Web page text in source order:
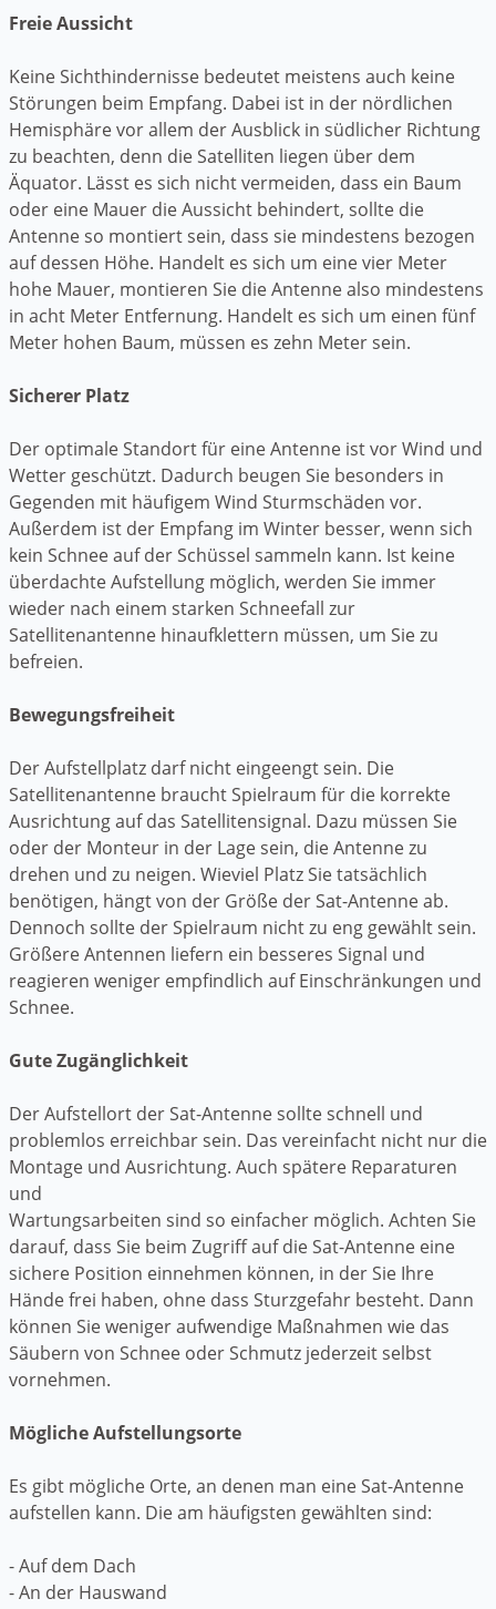
Freie Aussicht
Keine Sichthindernisse bedeutet meistens auch keine
Störungen beim Empfang. Dabei ist in der nördlichen
Hemisphäre vor allem der Ausblick in südlicher Richtung
zu beachten, denn die Satelliten liegen über dem
Äquator. Lässt es sich nicht vermeiden, dass ein Baum
oder eine Mauer die Aussicht behindert, sollte die
Antenne so montiert sein, dass sie mindestens bezogen
auf dessen Höhe. Handelt es sich um eine vier Meter
hohe Mauer, montieren Sie die Antenne also mindestens
in acht Meter Entfernung. Handelt es sich um einen fünf
Meter hohen Baum, müssen es zehn Meter sein.
Sicherer Platz
Der optimale Standort für eine Antenne ist vor Wind und
Wetter geschützt. Dadurch beugen Sie besonders in
Gegenden mit häufigem Wind Sturmschäden vor.
Außerdem ist der Empfang im Winter besser, wenn sich
kein Schnee auf der Schüssel sammeln kann. Ist keine
überdachte Aufstellung möglich, werden Sie immer
wieder nach einem starken Schneefall zur
Satellitenantenne hinaufklettern müssen, um Sie zu
befreien.
Bewegungsfreiheit
Der Aufstellplatz darf nicht eingeengt sein. Die
Satellitenantenne braucht Spielraum für die korrekte
Ausrichtung auf das Satellitensignal. Dazu müssen Sie
oder der Monteur in der Lage sein, die Antenne zu
drehen und zu neigen. Wieviel Platz Sie tatsächlich
benötigen, hängt von der Größe der Sat-Antenne ab.
Dennoch sollte der Spielraum nicht zu eng gewählt sein.
Größere Antennen liefern ein besseres Signal und
reagieren weniger empfindlich auf Einschränkungen und
Schnee.
Gute Zugänglichkeit
Der Aufstellort der Sat-Antenne sollte schnell und
problemlos erreichbar sein. Das vereinfacht nicht nur die
Montage und Ausrichtung. Auch spätere Reparaturen
und
Wartungsarbeiten sind so einfacher möglich. Achten Sie
darauf, dass Sie beim Zugriff auf die Sat-Antenne eine
sichere Position einnehmen können, in der Sie Ihre
Hände frei haben, ohne dass Sturzgefahr besteht. Dann
können Sie weniger aufwendige Maßnahmen wie das
Säubern von Schnee oder Schmutz jederzeit selbst
vornehmen.
Mögliche Aufstellungsorte
Es gibt mögliche Orte, an denen man eine Sat-Antenne
aufstellen kann. Die am häufigsten gewählten sind:
- Auf dem Dach
- An der Hauswand